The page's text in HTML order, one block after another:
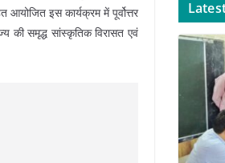
आयोजित इस कार्यक्रम में पूर्वोत्तर
की समृद्ध सांस्कृतिक विरासत एवं